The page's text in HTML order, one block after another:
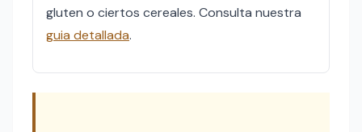
gluten o ciertos cereales. Consulta nuestra
guia detallada.